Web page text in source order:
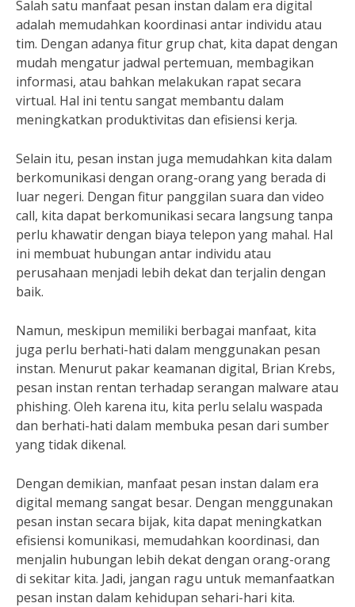
Salah satu manfaat pesan instan dalam era digital
adalah memudahkan koordinasi antar individu atau
tim. Dengan adanya fitur grup chat, kita dapat dengan
mudah mengatur jadwal pertemuan, membagikan
informasi, atau bahkan melakukan rapat secara
virtual. Hal ini tentu sangat membantu dalam
meningkatkan produktivitas dan efisiensi kerja.
Selain itu, pesan instan juga memudahkan kita dalam
berkomunikasi dengan orang-orang yang berada di
luar negeri. Dengan fitur panggilan suara dan video
call, kita dapat berkomunikasi secara langsung tanpa
perlu khawatir dengan biaya telepon yang mahal. Hal
ini membuat hubungan antar individu atau
perusahaan menjadi lebih dekat dan terjalin dengan
baik.
Namun, meskipun memiliki berbagai manfaat, kita
juga perlu berhati-hati dalam menggunakan pesan
instan. Menurut pakar keamanan digital, Brian Krebs,
pesan instan rentan terhadap serangan malware atau
phishing. Oleh karena itu, kita perlu selalu waspada
dan berhati-hati dalam membuka pesan dari sumber
yang tidak dikenal.
Dengan demikian, manfaat pesan instan dalam era
digital memang sangat besar. Dengan menggunakan
pesan instan secara bijak, kita dapat meningkatkan
efisiensi komunikasi, memudahkan koordinasi, dan
menjalin hubungan lebih dekat dengan orang-orang
di sekitar kita. Jadi, jangan ragu untuk memanfaatkan
pesan instan dalam kehidupan sehari-hari kita.